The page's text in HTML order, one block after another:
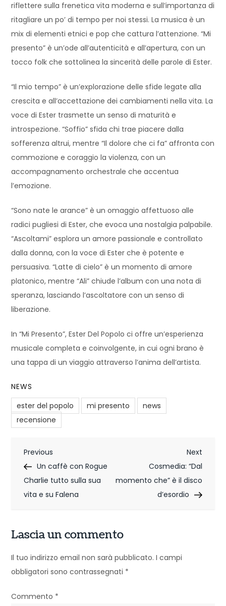
riflettere sulla frenetica vita moderna e sull’importanza di
ritagliare un po’ di tempo per noi stessi. La musica è un
mix di elementi etnici e pop che cattura l’attenzione. “Mi
presento” è un’ode all’autenticità e all’apertura, con un
tocco folk che sottolinea la sincerità delle parole di Ester.
“Il mio tempo” è un’explorazione delle sfide legate alla
crescita e all’accettazione dei cambiamenti nella vita. La
voce di Ester trasmette un senso di maturità e
introspezione. “Soffio” sfida chi trae piacere dalla
sofferenza altrui, mentre “Il dolore che ci fa” affronta con
commozione e coraggio la violenza, con un
accompagnamento orchestrale che accentua
l’emozione.
“Sono nate le arance” è un omaggio affettuoso alle
radici pugliesi di Ester, che evoca una nostalgia palpabile.
“Ascoltami” esplora un amore passionale e controllato
dalla donna, con la voce di Ester che è potente e
persuasiva. “Latte di cielo” è un momento di amore
platonico, mentre “Ali” chiude l’album con una nota di
speranza, lasciando l’ascoltatore con un senso di
liberazione.
In “Mi Presento”, Ester Del Popolo ci offre un’esperienza
musicale completa e coinvolgente, in cui ogni brano è
una tappa di un viaggio attraverso l’anima dell’artista.
NEWS
ester del popolo
mi presento
news
recensione
N
a
v
g
a
z
i
Previous
Post
Previous
Un caffè con Rogue
Charlie tutto sulla sua
vita e su Falena
Next
Post
Next
Cosmedia: “Dal
momento che” è il disco
d’esordio
Lascia un commento
Il tuo indirizzo email non sarà pubblicato. I campi
obbligatori sono contrassegnati *
Commento *